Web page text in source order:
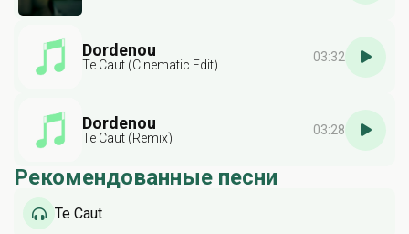
Dordenou
Te Caut (Cinematic Edit)
03:32
Dordenou
Te Caut (Remix)
03:28
Рекомендованные песни
Te Caut